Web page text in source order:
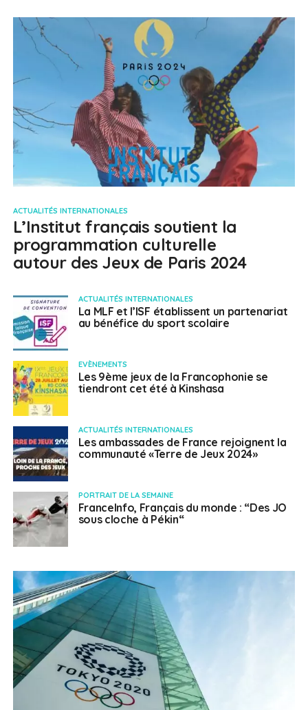
ACTUALITÉS INTERNATIONALES
L’Institut français soutient la
programmation culturelle
autour des Jeux de Paris 2024
ACTUALITÉS INTERNATIONALES
La MLF et l’ISF établissent un partenariat
au bénéfice du sport scolaire
EVÈNEMENTS
Les 9ème jeux de la Francophonie se
tiendront cet été à Kinshasa
ACTUALITÉS INTERNATIONALES
Les ambassades de France rejoignent la
communauté «Terre de Jeux 2024»
PORTRAIT DE LA SEMAINE
FranceInfo, Français du monde : “Des JO
sous cloche à Pékin“